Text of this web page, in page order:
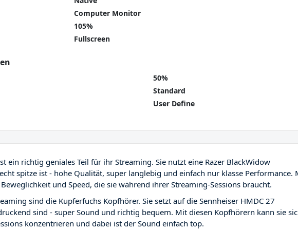
Computer Monitor
105%
Fullscreen
50%
Standard
User Define
ein richtig geniales Teil für ihr Streaming. Sie nutzt eine Razer BlackWidow
spitze ist - hohe Qualität, super langlebig und einfach nur klasse Performance.
und Speed, die sie während ihrer Streaming-Sessions braucht.
sind die Kupferfuchs Kopfhörer. Sie setzt auf die Sennheiser HMDC 27
sind - super Sound und richtig bequem. Mit diesen Kopfhörern kann sie
konzentrieren und dabei ist der Sound einfach top.